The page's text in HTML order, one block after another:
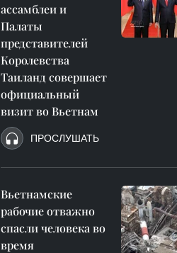
ассамблеи и
Палаты
представителей
Королевства
Таиланд совершает
официальный
визит во Вьетнам
ПРОСЛУШАТЬ
Вьетнамские
рабочие отважно
спасли человека во
время